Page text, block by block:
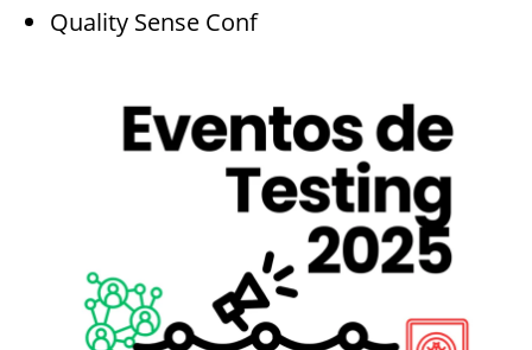
Quality Sense Conf